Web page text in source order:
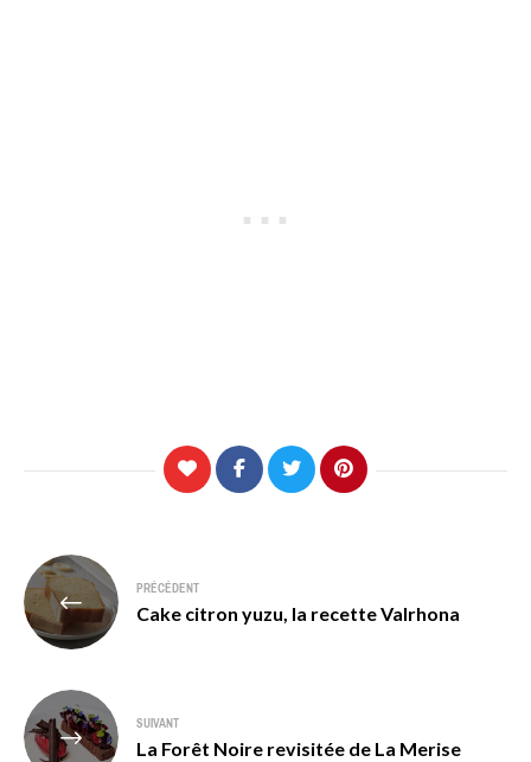
Navigation
de
l’article
PRÉCÉDENT
Cake citron yuzu, la recette Valrhona
SUIVANT
La Forêt Noire revisitée de La Merise